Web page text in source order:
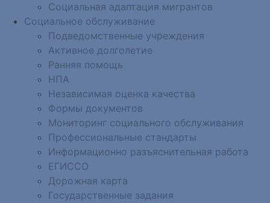
Социальная адаптация мигрантов
Социальное обслуживание
Подведомственные учреждения
Активное долголетие
Ранняя помощь
НПА
Независимая оценка качества
Формы документов
Мониторинг социального обслуживания
Профессиональные стандарты
Информационно разъяснительная работа
ЕГИССО
Дорожная карта
Государственные задания